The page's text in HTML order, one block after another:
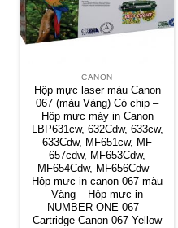
CANON
Hộp mực laser màu Canon
067 (màu Vàng) Có chip –
Hộp mực máy in Canon
LBP631cw, 632Cdw, 633cw,
633Cdw, MF651cw, MF
657cdw, MF653Cdw,
MF654Cdw, MF656Cdw –
Hộp mực in canon 067 màu
Vàng – Hộp mực in
NUMBER ONE 067 –
Cartridge Canon 067 Yellow